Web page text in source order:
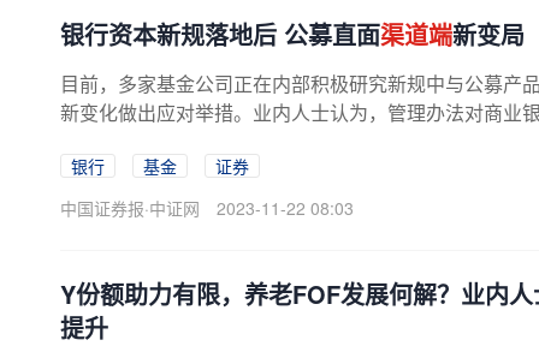
银行资本新规落地后 公募直面渠道端新变局
目前，多家基金公司正在内部积极研究新规中与公募产
新变化做出应对举措。业内人士认为，管理办法对商业
银行 基金
证券
中国证券报·中证网
2023-11-22 08:03
Y份额助力有限，养老FOF发展何解？业内
提升